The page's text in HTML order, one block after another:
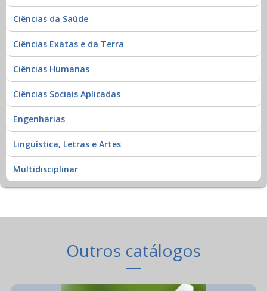
Ciências da Saúde
Ciências Exatas e da Terra
Ciências Humanas
Ciências Sociais Aplicadas
Engenharias
Linguística, Letras e Artes
Multidisciplinar
Outros catálogos